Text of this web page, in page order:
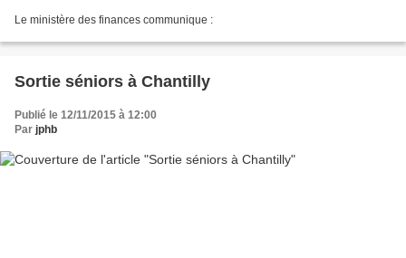
Le ministère des finances communique :
Sortie séniors à Chantilly
Publié le 12/11/2015 à 12:00
Par jphb